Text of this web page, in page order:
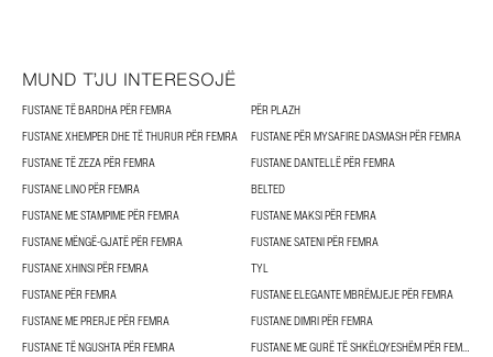
MUND T’JU INTERESOJË
FUSTANE TË BARDHA PËR FEMRA
PËR PLAZH
FUSTANE XHEMPER DHE TË THURUR PËR FEMRA
FUSTANE PËR MYSAFIRE DASMASH PËR FEMRA
FUSTANE TË ZEZA PËR FEMRA
FUSTANE DANTELLË PËR FEMRA
FUSTANE LINO PËR FEMRA
BELTED
FUSTANE ME STAMPIME PËR FEMRA
FUSTANE MAKSI PËR FEMRA
FUSTANE MËNGË-GJATË PËR FEMRA
FUSTANE SATENI PËR FEMRA
FUSTANE XHINSI PËR FEMRA
TYL
FUSTANE PËR FEMRA
FUSTANE ELEGANTE MBRËMJEJE PËR FEMRA
FUSTANE ME PRERJE PËR FEMRA
FUSTANE DIMRI PËR FEMRA
FUSTANE TË NGUSHTA PËR FEMRA
FUSTANE ME GURË TË SHKËLQYESHËM PËR FEMRA